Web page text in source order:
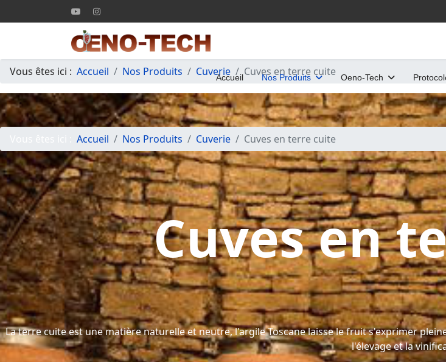
Accueil Nos Produits Oeno-Tech
Vous êtes ici : Accueil Nos Produits Cuverie Cuves en terre cuite
Accueil Nos Produits Cuverie Cuves en terre cuite
Cuves en
La terre cuite est une matière naturelle et neutre, l'argile Toscane laisse le fruit s'exprimer
l'élevage et la